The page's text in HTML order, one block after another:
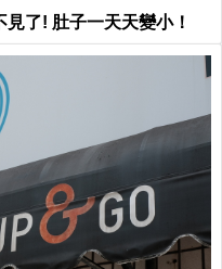
了! 肚子一天天變小！